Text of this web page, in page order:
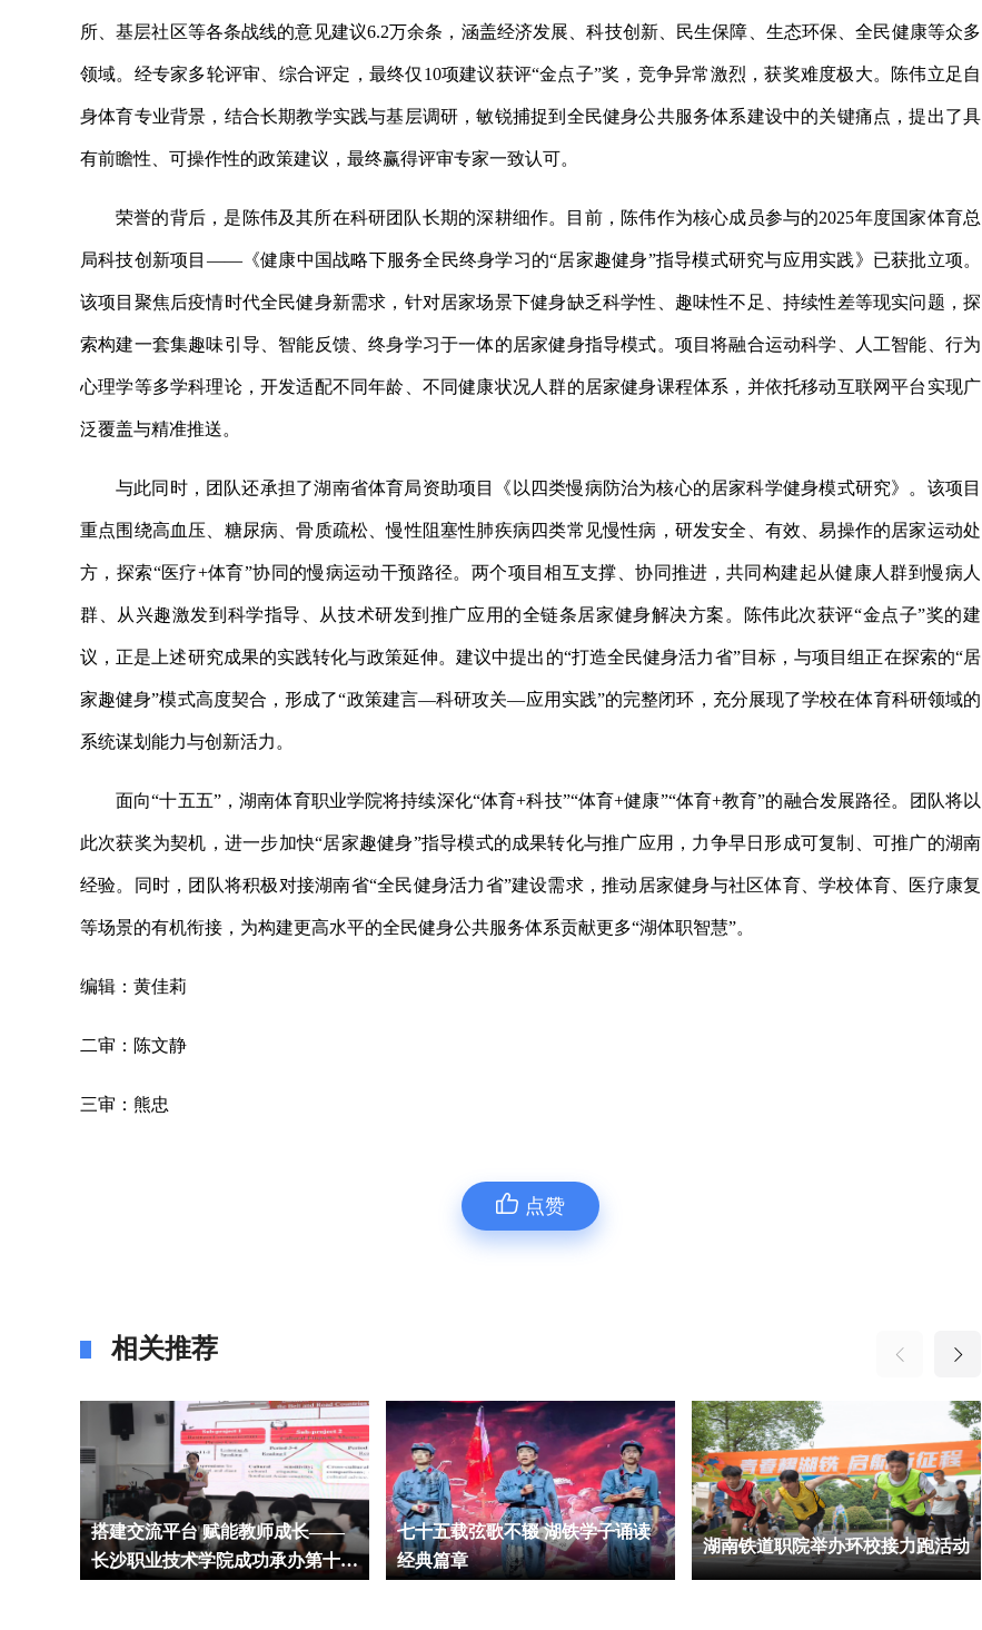
所、基层社区等各条战线的意见建议6.2万余条，涵盖经济发展、科技创新、民生保障、生态环保、全民健康等众多
领域。经专家多轮评审、综合评定，最终仅10项建议获评“金点子”奖，竞争异常激烈，获奖难度极大。陈伟立足自
身体育专业背景，结合长期教学实践与基层调研，敏锐捕捉到全民健身公共服务体系建设中的关键痛点，提出了具
有前瞻性、可操作性的政策建议，最终赢得评审专家一致认可。
荣誉的背后，是陈伟及其所在科研团队长期的深耕细作。目前，陈伟作为核心成员参与的2025年度国家体育总
局科技创新项目——《健康中国战略下服务全民终身学习的“居家趣健身”指导模式研究与应用实践》已获批立项。
该项目聚焦后疫情时代全民健身新需求，针对居家场景下健身缺乏科学性、趣味性不足、持续性差等现实问题，探
索构建一套集趣味引导、智能反馈、终身学习于一体的居家健身指导模式。项目将融合运动科学、人工智能、行为
心理学等多学科理论，开发适配不同年龄、不同健康状况人群的居家健身课程体系，并依托移动互联网平台实现广
泛覆盖与精准推送。
与此同时，团队还承担了湖南省体育局资助项目《以四类慢病防治为核心的居家科学健身模式研究》。该项目
重点围绕高血压、糖尿病、骨质疏松、慢性阻塞性肺疾病四类常见慢性病，研发安全、有效、易操作的居家运动处
方，探索“医疗+体育”协同的慢病运动干预路径。两个项目相互支撑、协同推进，共同构建起从健康人群到慢病人
群、从兴趣激发到科学指导、从技术研发到推广应用的全链条居家健身解决方案。陈伟此次获评“金点子”奖的建
议，正是上述研究成果的实践转化与政策延伸。建议中提出的“打造全民健身活力省”目标，与项目组正在探索的“居
家趣健身”模式高度契合，形成了“政策建言—科研攻关—应用实践”的完整闭环，充分展现了学校在体育科研领域的
系统谋划能力与创新活力。
面向“十五五”，湖南体育职业学院将持续深化“体育+科技”“体育+健康”“体育+教育”的融合发展路径。团队将以
此次获奖为契机，进一步加快“居家趣健身”指导模式的成果转化与推广应用，力争早日形成可复制、可推广的湖南
经验。同时，团队将积极对接湖南省“全民健身活力省”建设需求，推动居家健身与社区体育、学校体育、医疗康复
等场景的有机衔接，为构建更高水平的全民健身公共服务体系贡献更多“湖体职智慧”。
编辑：黄佳莉
二审：陈文静
三审：熊忠
点赞
相关推荐
搭建交流平台 赋能教师成长——
长沙职业技术学院成功承办第十七
七十五载弦歌不辍 湖铁学子诵读
经典篇章
湖南铁道职院举办环校接力跑活动